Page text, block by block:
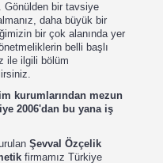
Gönülden bir tavsiye
daha büyük bir
bir çok alanında yer
belli başlı
ile ilgili bölüm
kurumlarından mezun
2006'dan bu yana iş
Şevval Özçelik
firmamız Türkiye